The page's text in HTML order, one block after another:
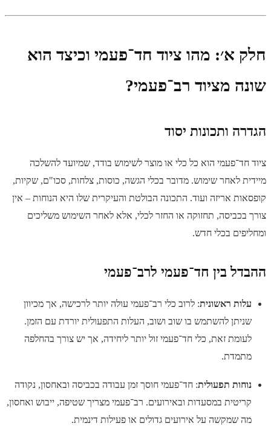
חלק א׳: מהו ציוד חד־פעמי וכיצד הוא
שונה מציוד רב־פעמי?
הגדרה ותכונות יסוד
ציוד חד־פעמי הוא כל כלי או מוצר לשימוש בודד, שמיועד להשלכה
מיידית לאחר שימוש. מדובר בכלי הגשה, כוסות, צלחות, סכו"ם, שקיות,
קופסאות אריזה ועוד. התכונה הבולטת והעיקרית שלו היא הנוחות – אין
צורך בכביסה, תחזוקה או החזר לכלי, אלא לאחר השימוש משליכים
ומחליפים בכלי חדש.
ההבדל בין חד־פעמי לרב־פעמי
עלות ראשונית: לרוב כלי רב־פעמי עולה יותר לרכישה, אך מכיוון
שניתן להשתמש בו שוב ושוב, העלות התפעולית יורדת עם הזמן.
לעומת זאת, כלי חד־פעמי זול יותר ליחידה, אך יש צורך בהחלפה
מתמדת.
נוחות תפעולית: חד־פעמי חוסך זמן עבודה בכביסה ובאחסון, נקודה
קריטית במסעדות ובאירועים. רב־פעמי מצריך שטיפה, ייבוש ואחסון,
מה שמקשה על אירועים גדולים או פעילות דינמית.